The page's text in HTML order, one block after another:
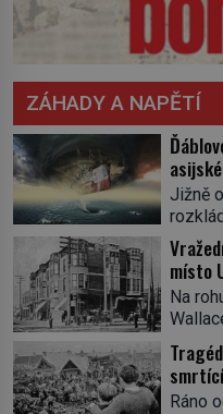
ZÁHADY A NAPĚTÍ
ve
Jižně
v
Dračí
místo
Na
nápis
místní
Ráno